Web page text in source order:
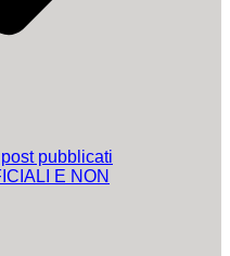
pubblicati
E NON